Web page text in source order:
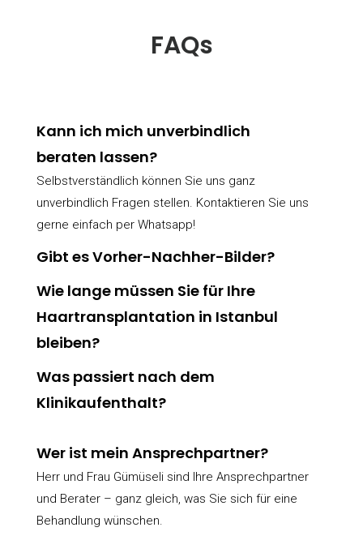
FAQs
Kann ich mich unverbindlich
beraten lassen?
Selbstverständlich können Sie uns ganz
unverbindlich Fragen stellen. Kontaktieren Sie uns
gerne einfach per Whatsapp!
Gibt es Vorher-Nachher-Bilder?
Wie lange müssen Sie für Ihre
Haartransplantation in Istanbul
bleiben?
Was passiert nach dem
Klinikaufenthalt?
Wer ist mein Ansprechpartner?
Herr und Frau Gümüseli sind Ihre Ansprechpartner
und Berater – ganz gleich, was Sie sich für eine
Behandlung wünschen.